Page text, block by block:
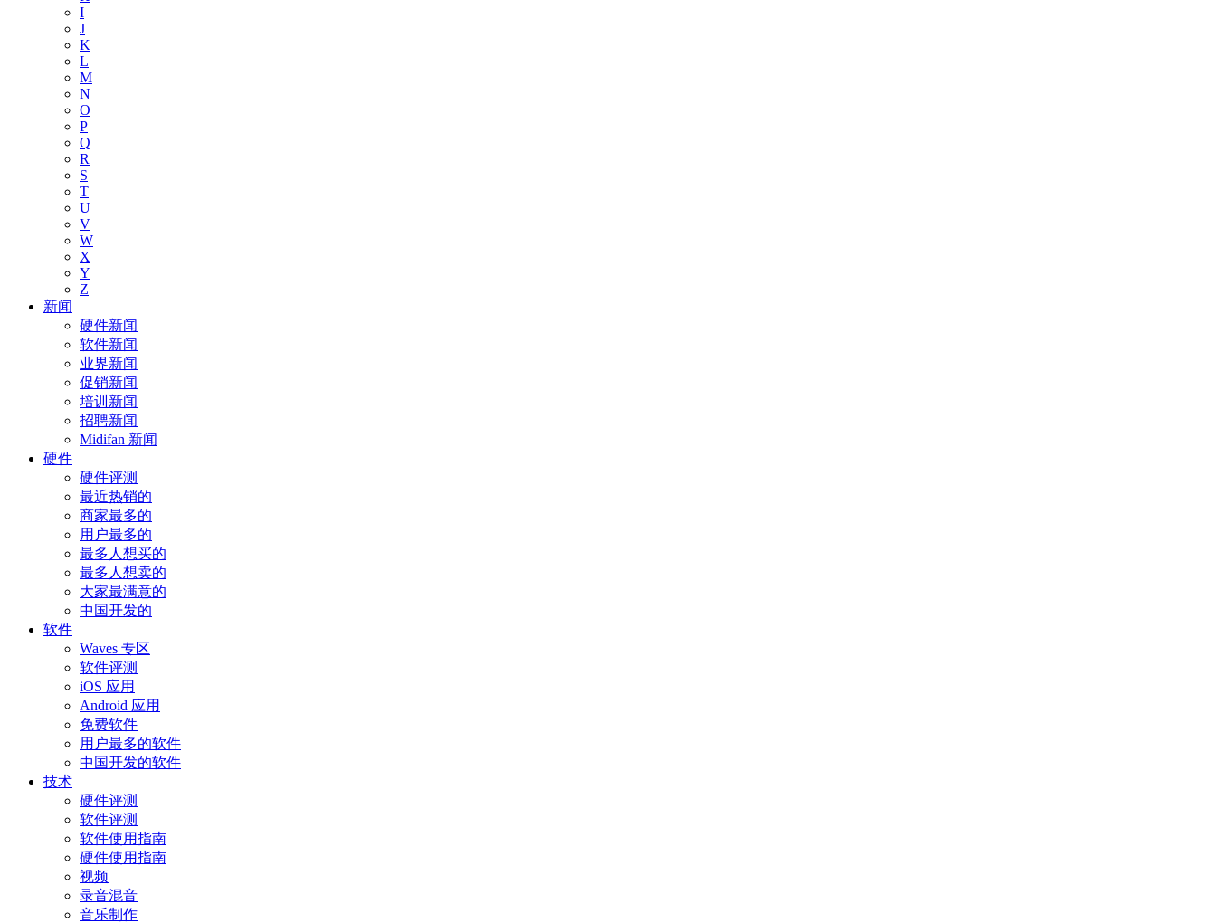
I
J
K
L
M
N
O
P
Q
R
S
T
U
V
W
X
Y
Z
新闻
硬件新闻
软件新闻
业界新闻
促销新闻
培训新闻
招聘新闻
Midifan 新闻
硬件
硬件评测
最近热销的
商家最多的
用户最多的
最多人想买的
最多人想卖的
大家最满意的
中国开发的
软件
Waves 专区
软件评测
iOS 应用
Android 应用
免费软件
用户最多的软件
中国开发的软件
技术
硬件评测
软件评测
软件使用指南
硬件使用指南
视频
录音混音
音乐制作